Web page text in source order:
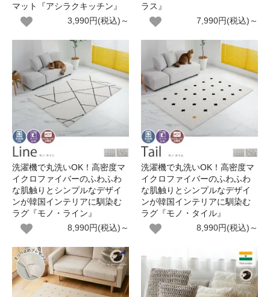
マット『アシラクキッチン』
3,990円(税込)～
ラス』
7,990円(税込)～
洗濯機で丸洗いOK！高密度マ
イクロファイバーのふわふわ
な肌触りとシンプルなデザイ
ンが韓国インテリアに馴染む
ラグ『モノ・ライン』
8,990円(税込)～
洗濯機で丸洗いOK！高密度マ
イクロファイバーのふわふわ
な肌触りとシンプルなデザイ
ンが韓国インテリアに馴染む
ラグ『モノ・タイル』
8,990円(税込)～